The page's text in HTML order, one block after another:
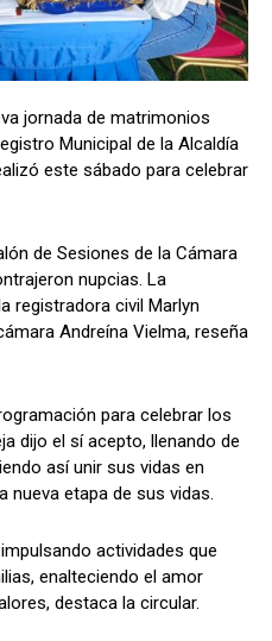
jornada de matrimonios
Municipal de la Alcaldía
este sábado para celebrar
de Sesiones de la Cámara
nupcias. La
registradora civil Marlyn
Andreína Vielma, reseña
para celebrar los
dijo el sí acepto, llenando de
así unir sus vidas en
nueva etapa de sus vidas.
actividades que
enalteciendo el amor
destaca la circular.